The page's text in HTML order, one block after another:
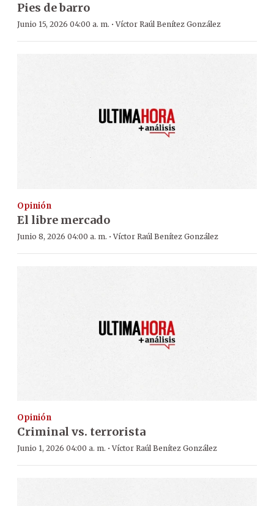
Pies de barro
Junio 15, 2026 04:00 a. m. ·Víctor Raúl Benítez González
Opinión
El libre mercado
Junio 8, 2026 04:00 a. m. ·Víctor Raúl Benítez González
Opinión
Criminal vs. terrorista
Junio 1, 2026 04:00 a. m. ·Víctor Raúl Benítez González